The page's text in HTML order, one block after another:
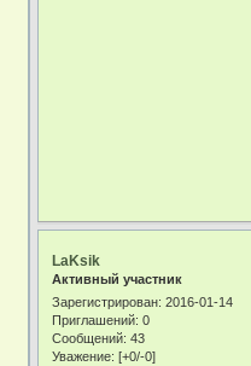
LaKsik
Активный участник
Зарегистрирован: 2016-01-14
Приглашений: 0
Сообщений: 43
Уважение: [+0/-0]